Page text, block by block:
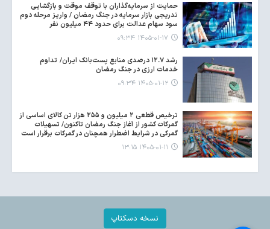
حمایت از سرمایه‌گذاران با توقف موقت و بازگشایی
تدریجی بازار سرمایه در جنگ رمضان / واریز مرحله دوم
سود سهام عدالت برای حدود ۴۴ میلیون نفر
۱۴۰۵-۰۱-۱۷ ۰۹:۳۴
رشد ۱۲.۷ درصدی منابع پست‌بانک ایران/ تداوم
خدمات ارزی در جنگ رمضان
۱۴۰۵-۰۱-۱۲ ۰۹:۳۴
ترخیص قطعی‌ ۲ میلیون و ۲۵۵ هزار تن کالای اساسی از
گمرکات کشور از آغاز جنگ رمضان تاکنون/ تسهیلات
گمرکی در شرایط اضطرار همچنان در گمرکات برقرار است
۱۴۰۵-۰۱-۱۱ ۱۳:۱۵
نسخه دسکتاپ